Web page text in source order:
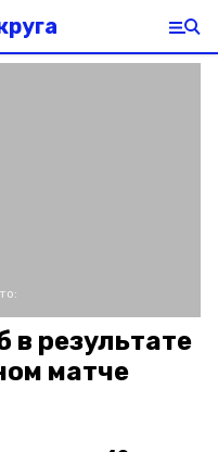
в результате
матче